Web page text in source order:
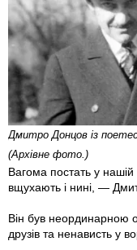
Дмитро Донцов із
(Архівне фото.)
Вагома постать у нашій
вщухають і нині, —
Він був неординарною
друзів та ненависть у